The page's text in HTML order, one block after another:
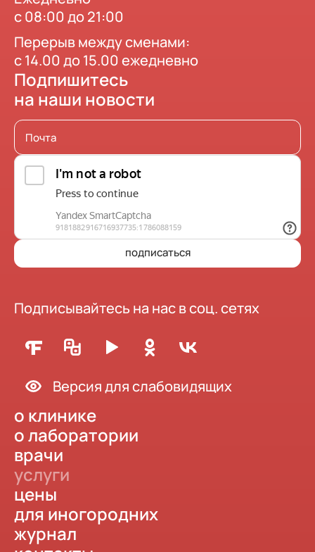
с 08:00 до 21:00
Перерыв между сменами:
с 14.00 до 15.00 ежедневно
Подпишитесь
на наши новости
подписаться
Подписывайтесь на нас в соц. сетях
Версия для слабовидящих
о клинике
о лаборатории
врачи
услуги
цены
для иногородних
журнал